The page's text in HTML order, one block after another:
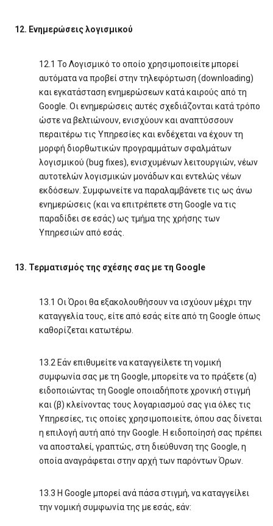
12. Ενημερώσεις λογισμικού
12.1 Το Λογισμικό το οποίο χρησιμοποιείτε μπορεί
αυτόματα να προβεί στην τηλεφόρτωση (downloading)
και εγκατάσταση ενημερώσεων κατά καιρούς από τη
Google. Οι ενημερώσεις αυτές σχεδιάζονται κατά τρόπο
ώστε να βελτιώνουν, ενισχύουν και αναπτύσσουν
περαιτέρω τις Υπηρεσίες και ενδέχεται να έχουν τη
μορφή διορθωτικών προγραμμάτων σφαλμάτων
λογισμικού (bug fixes), ενισχυμένων λειτουργιών, νέων
αυτοτελών λογισμικών μονάδων και εντελώς νέων
εκδόσεων. Συμφωνείτε να παραλαμβάνετε τις ως άνω
ενημερώσεις (και να επιτρέπετε στη Google να τις
παραδίδει σε εσάς) ως τμήμα της χρήσης των
Υπηρεσιών από εσάς.
13. Τερματισμός της σχέσης σας με τη Google
13.1 Οι Όροι θα εξακολουθήσουν να ισχύουν μέχρι την
καταγγελία τους, είτε από εσάς είτε από τη Google όπως
καθορίζεται κατωτέρω.
13.2 Εάν επιθυμείτε να καταγγείλετε τη νομική
συμφωνία σας με τη Google, μπορείτε να το πράξετε (α)
ειδοποιώντας τη Google οποιαδήποτε χρονική στιγμή
και (β) κλείνοντας τους λογαριασμού σας για όλες τις
Υπηρεσίες, τις οποίες χρησιμοποιείτε, όπου σας δίνεται
η επιλογή αυτή από την Google. Η ειδοποίησή σας πρέπει
να αποσταλεί, γραπτώς, στη διεύθυνση της Google, η
οποία αναγράφεται στην αρχή των παρόντων Όρων.
13.3 Η Google μπορεί ανά πάσα στιγμή, να καταγγείλει
την νομική συμφωνία της με εσάς, εάν: